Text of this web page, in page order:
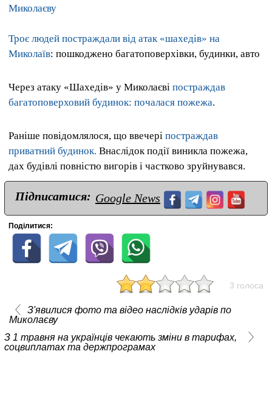
Миколаєву
Троє людей постраждали від атак «шахедів» на
Миколаїв: пошкоджено багатоповерхівки, будинки, авто
Через атаку «Шахедів» у Миколаєві постраждав
багатоповерховий будинок: почалася пожежа.
Раніше повідомлялося, що ввечері постраждав
приватний будинок. Внаслідок події виникла пожежа,
дах будівлі повністю вигорів і частково зруйнувався.
Підписатися: Google News
Поділитися:
3 голоса
З'явилися фото та відео наслідків ударів по
Миколаєву
З 1 травня на українців чекають зміни в тарифах,
соцвиплатах та держпрограмах